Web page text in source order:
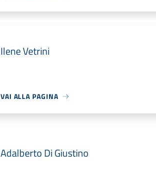
Ilene Vetrini
VAI ALLA PAGINA
Adalberto Di Giustino